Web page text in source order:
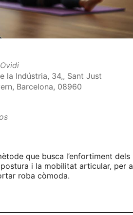
la Indústria, 34,, Sant Just
Barcelona, 08960
que busca l’enfortiment dels
i la mobilitat articular, per a
roba còmoda.